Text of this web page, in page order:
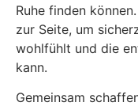
Ruhe finden
zur Seite, um
wohlfühlt und die
kann.
Gemeinsam